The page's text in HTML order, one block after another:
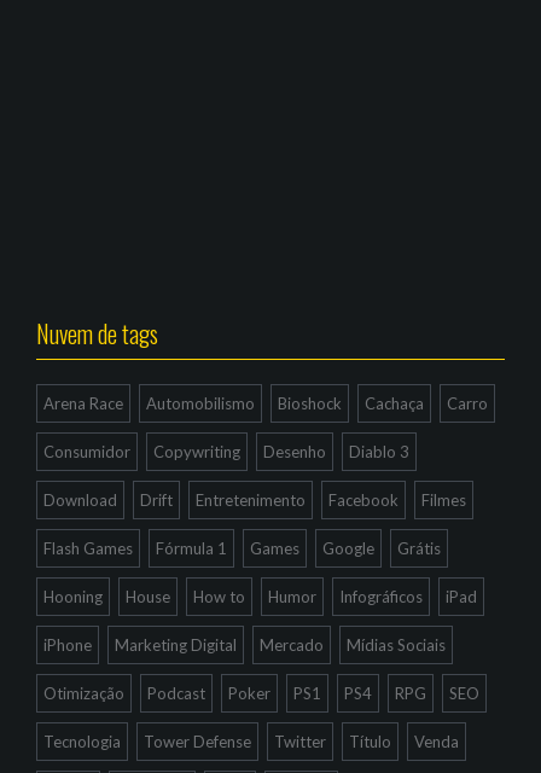
Nuvem de tags
Arena Race Automobilismo Bioshock Cachaça Carro
Consumidor Copywriting Desenho Diablo 3
Download Drift Entretenimento Facebook Filmes
Flash Games Fórmula 1 Games Google Grátis
Hooning House How to Humor Infográficos iPad
iPhone Marketing Digital Mercado Mídias Sociais
Otimização Podcast Poker PS1 PS4 RPG SEO
Tecnologia Tower Defense Twitter Título Venda